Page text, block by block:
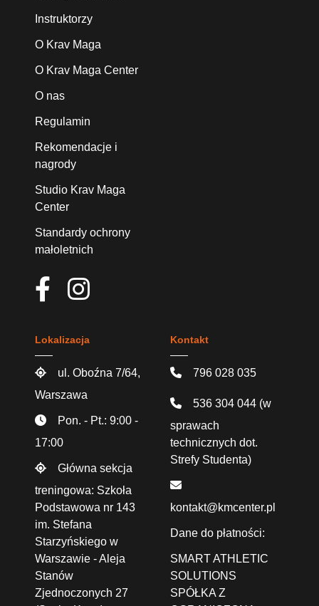
Instruktorzy
O Krav Maga
O Krav Maga Center
O nas
Regulamin
Rekomendacje i
nagrody
Studio Krav Maga
Center
Standardy ochrony
małoletnich
Lokalizacja
ul. Oboźna 7/64,
Warszawa
Pon. - Pt.: 9:00 -
17:00
Główna sekcja
treningowa: Szkoła
Podstawowa nr 143
im. Stefana
Starzyńskiego w
Warszawie - Aleja
Stanów
Zjednoczonych 27
Kontakt
796 028 035
536 304 044 (w
sprawach
technicznych dot.
Strefy Studenta)
kontakt@kmcenter.pl
Dane do płatności:
SMART ATHLETIC
SOLUTIONS
SPÓŁKA Z